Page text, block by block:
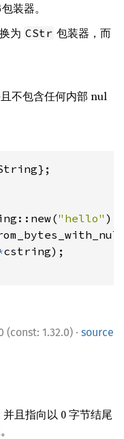
装器。
为 CStr 包装器，而
不包含任何内部 nul
"hello"
cstring);
(const: 1.32.0) · source
且指向以 0 字节结尾